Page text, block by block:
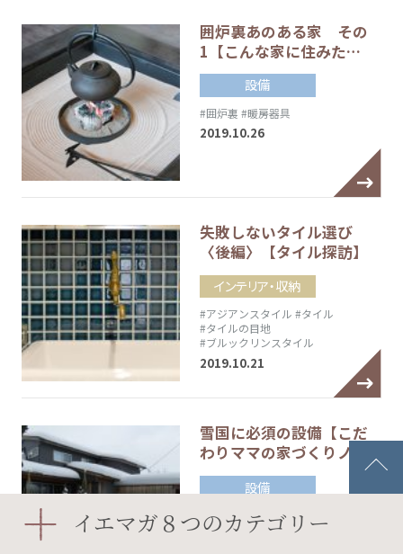
囲炉裏あのある家 その
1【こんな家に住みた…
設備
#囲炉裏 #暖房器具
2019.10.26
失敗しないタイル選び
〈後編〉【タイル探訪】
インテリア・収納
#アジアンスタイル #タイル
#タイルの目地
#ブルックリンスタイル
2019.10.21
雪国に必須の設備【こだ
わりママの家づくりノ…
設備
#ペレットストーブ #室内物干し
#屋根付き駐車スペース
イエマガ８つのカテゴリー